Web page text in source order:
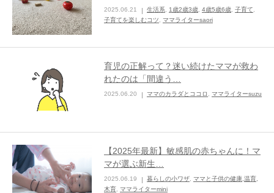
2025.06.21 生活系 1歳2歳3歳 4歳5歳6歳 子育て
子育てを楽しむコツ
ママライターsaori
育児の正解って？迷い続けたママが救わ
れたのは「間違う…
2025.06.20 ママのカラダとココロ , ママライターsuzu
【2025年最新】敏感肌の赤ちゃんに！マ
マが選ぶ新生…
2025.06.19 暮らしの小ワザ ママと子供の健康,温育,
木育 ママライターmini
セカンドキャリア
子育て
季節の行事やお出かけ
特集
ままてぃ編集部